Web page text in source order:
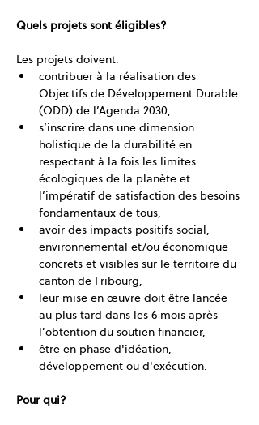
Quels projets sont éligibles?
Les projets doivent:
contribuer à la réalisation des
Objectifs de Développement Durable
(ODD) de l’Agenda 2030,
s’inscrire dans une dimension
holistique de la durabilité en
respectant à la fois les limites
écologiques de la planète et
l’impératif de satisfaction des besoins
fondamentaux de tous,
avoir des impacts positifs social,
environnemental et/ou économique
concrets et visibles sur le territoire du
canton de Fribourg,
leur mise en œuvre doit être lancée
au plus tard dans les 6 mois après
l’obtention du soutien financier,
être en phase d'idéation,
développement ou d'exécution.
Pour qui?